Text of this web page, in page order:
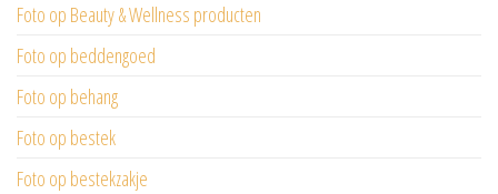
Foto op Beauty & Wellness producten
Foto op beddengoed
Foto op behang
Foto op bestek
Foto op bestekzakje